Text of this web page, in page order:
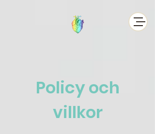
Policy och
villkor